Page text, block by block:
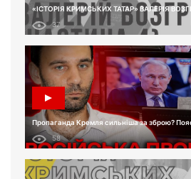
«ІСТОРІЯ КРИМСЬКИХ ТАТАР» ВАЛЕРІЯ
37
Пропаганда Кремля сильніша за зброю?
58